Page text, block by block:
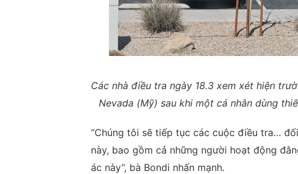
Các nhà điều tra ngày 18.3 xem xét hiện
Nevada (Mỹ) sau khi một cá nhân dùng
“Chúng tôi sẽ tiếp tục các cuộc điều tra…
này, bao gồm cả những người hoạt động
ác này”, bà Bondi nhấn mạnh.